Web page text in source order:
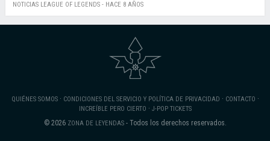
NOTICIAS LEAGUE OF LEGENDS - HACE 8 AÑOS
QUIÉNES SOMOS· CONDICIONES DEL SERVICIO Y POLÍTICA DE PRIVACIDAD · CONTACTO ·
INCREÍBLE PERO CIERTO · J-POP TICKETS
© 2026 ZONA DE LEYENDAS- Todos los derechos reservados.